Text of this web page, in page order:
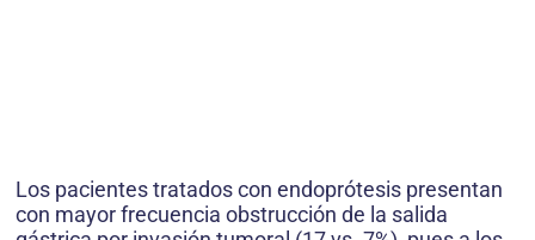
Los pacientes tratados con endoprótesis presentan
con mayor frecuencia obstrucción de la salida